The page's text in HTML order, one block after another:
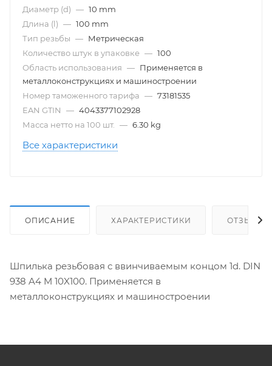
Диаметр (d) — 10 mm
Длина (l) — 100 mm
Тип резьбы — Метрическая
Количество штук в упаковке — 100
Область использования — Применяется в
металлоконструкциях и машиностроении
Номер таможенного тарифа — 73181535
EAN GTIN
— 4043377102928
Масса нетто на 100 шт.
— 6.30 kg
Все характеристики
ОПИСАНИЕ ХАРАКТЕРИСТИКИ ОТЗЫВЫ
Шпилька резьбовая с ввинчиваемым концом 1d. DIN
938 A4 M 10X100. Применяется в
металлоконструкциях и машиностроении